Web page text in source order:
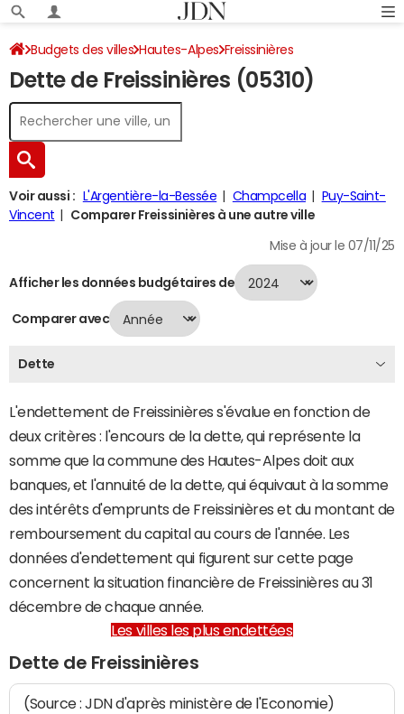
Budgets des villes Hautes-Alpes Freissinières
Dette au 31/12/2024
Dette de Freissinières (05310)
Voir aussi : L'Argentière-la-Bessée Champcella
Puy-Saint-
Vincent
Comparer Freissinières à une autre ville
Mise à jour le 07/11/25
Afficher les données budgétaires de
Comparer avec
Dette
L'endettement de Freissinières s'évalue en fonction de
deux critères : l'encours de la dette, qui représente la
somme que la commune des Hautes-Alpes doit aux
banques, et l'annuité de la dette, qui équivaut à la somme
des intérêts d'emprunts de Freissinières et du montant de
remboursement du capital au cours de l'année. Les
données d'endettement qui figurent sur cette page
concernent la situation financière de Freissinières au 31
décembre de chaque année.
Les villes les plus endettées
Dette de Freissinières
(Source : JDN d'après ministère de l'Economie)